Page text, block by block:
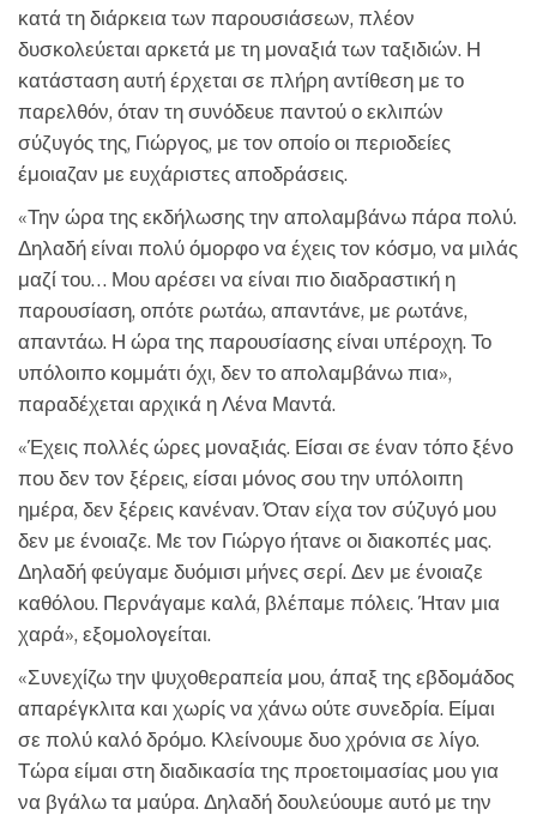
κατά τη διάρκεια των παρουσιάσεων, πλέον
δυσκολεύεται αρκετά με τη μοναξιά των ταξιδιών. Η
κατάσταση αυτή έρχεται σε πλήρη αντίθεση με το
παρελθόν, όταν τη συνόδευε παντού ο εκλιπών
σύζυγός της, Γιώργος, με τον οποίο οι περιοδείες
έμοιαζαν με ευχάριστες αποδράσεις.
«Την ώρα της εκδήλωσης την απολαμβάνω πάρα πολύ.
Δηλαδή είναι πολύ όμορφο να έχεις τον κόσμο, να μιλάς
μαζί του… Μου αρέσει να είναι πιο διαδραστική η
παρουσίαση, οπότε ρωτάω, απαντάνε, με ρωτάνε,
απαντάω. Η ώρα της παρουσίασης είναι υπέροχη. Το
υπόλοιπο κομμάτι όχι, δεν το απολαμβάνω πια»,
παραδέχεται αρχικά η Λένα Μαντά.
«Έχεις πολλές ώρες μοναξιάς. Είσαι σε έναν τόπο ξένο
που δεν τον ξέρεις, είσαι μόνος σου την υπόλοιπη
ημέρα, δεν ξέρεις κανέναν. Όταν είχα τον σύζυγό μου
δεν με ένοιαζε. Με τον Γιώργο ήτανε οι διακοπές μας.
Δηλαδή φεύγαμε δυόμισι μήνες σερί. Δεν με ένοιαζε
καθόλου. Περνάγαμε καλά, βλέπαμε πόλεις. Ήταν μια
χαρά», εξομολογείται.
«Συνεχίζω την ψυχοθεραπεία μου, άπαξ της εβδομάδος
απαρέγκλιτα και χωρίς να χάνω ούτε συνεδρία. Είμαι
σε πολύ καλό δρόμο. Κλείνουμε δυο χρόνια σε λίγο.
Τώρα είμαι στη διαδικασία της προετοιμασίας μου για
να βγάλω τα μαύρα. Δηλαδή δουλεύουμε αυτό με την